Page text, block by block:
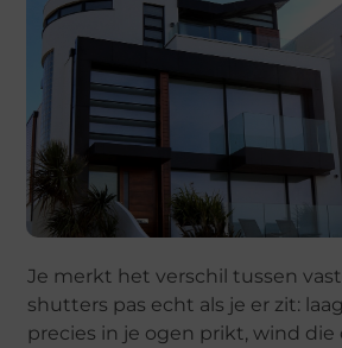
Je merkt het verschil tussen
shutters pas echt als je er zit:
precies in je ogen prikt, wind die